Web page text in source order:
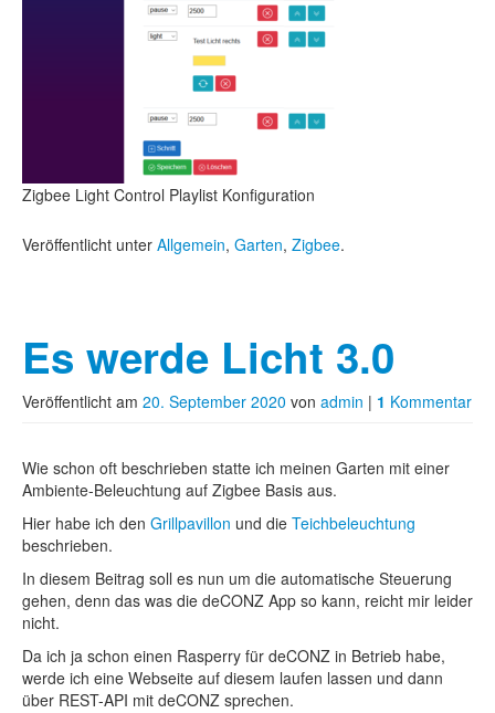
Zigbee Light Control Playlist Konfiguration
Veröffentlicht unter Allgemein, Garten, Zigbee.
Es werde Licht 3.0
Veröffentlicht am 20. September 2020 von admin | 1 Kommentar
Wie schon oft beschrieben statte ich meinen Garten mit einer
Ambiente-Beleuchtung auf Zigbee Basis aus.
Hier habe ich den Grillpavillon und die Teichbeleuchtung
beschrieben.
In diesem Beitrag soll es nun um die automatische Steuerung
gehen, denn das was die deCONZ App so kann, reicht mir leider
nicht.
Da ich ja schon einen Rasperry für deCONZ in Betrieb habe,
werde ich eine Webseite auf diesem laufen lassen und dann
über REST-API mit deCONZ sprechen.